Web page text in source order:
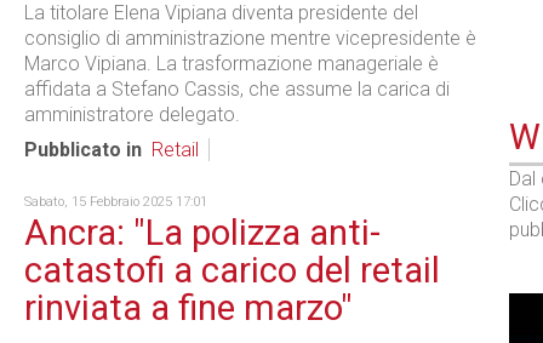
La titolare Elena Vipiana diventa presidente del
consiglio di amministrazione mentre vicepresidente è
Marco Vipiana. La trasformazione manageriale è
affidata a Stefano Cassis, che assume la carica di
amministratore delegato.
Pubblicato in Retail
Sabato, 15 Febbraio 2025 17:01
Ancra: "La polizza anti-
catastofi a carico del retail
rinviata a fine marzo"